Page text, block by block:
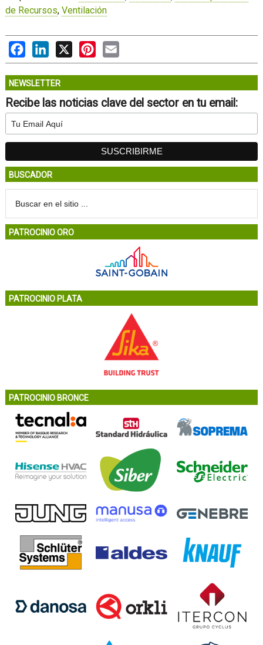
de Recursos, Ventilación
FacebookLinkedIn Pinterest
NEWSLETTER
Recibe las noticias clave del sector en tu email:
BUSCADOR
PATROCINIO ORO
PATROCINIO PLATA
PATROCINIO BRONCE